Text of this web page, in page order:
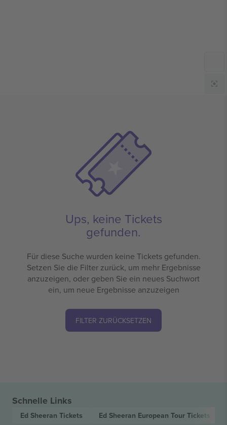
Ups, keine Tickets
gefunden.
Für diese Suche wurden keine Tickets gefunden.
Setzen Sie die Filter zurück, um mehr Ergebnisse
anzuzeigen, oder geben Sie ein neues Suchwort
ein, um neue Ergebnisse anzuzeigen
FILTER ZURÜCKSETZEN
Schnelle Links
Ed Sheeran Tickets Ed Sheeran European Tour Tickets